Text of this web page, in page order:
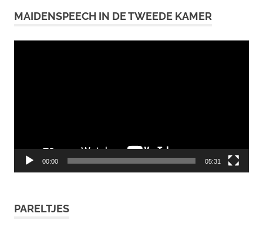
MAIDENSPEECH IN DE TWEEDE KAMER
00:00 05:31
PARELTJES